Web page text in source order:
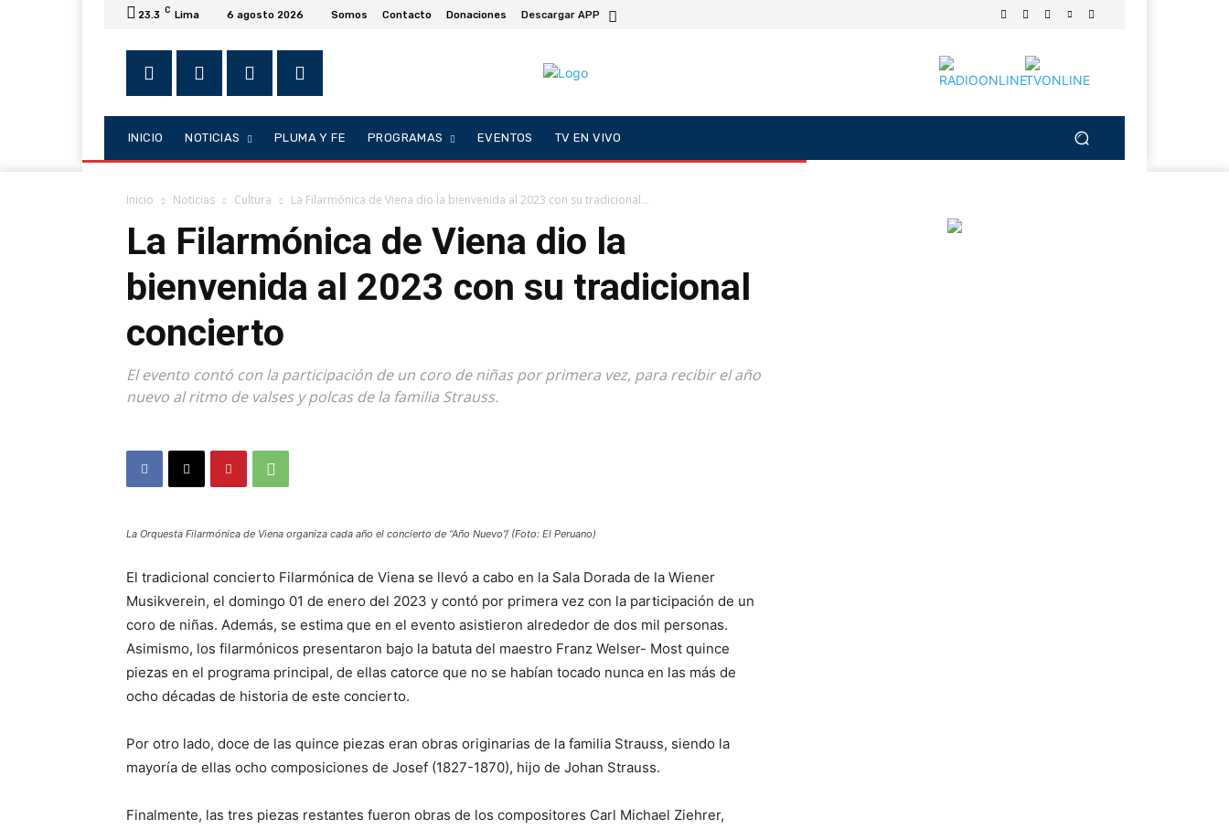
23.3 C Lima 6 agosto 2026 Somos Contacto Donaciones Descargar APP
INICIO NOTICIAS PLUMA Y FE PROGRAMAS EVENTOS TV EN VIVO
Inicio Noticias Cultura La Filarmónica de Viena dio la bienvenida al 2023 con su tradicional...
La Filarmónica de Viena dio la
bienvenida al 2023 con su tradicional
concierto
El evento contó con la participación de un coro de niñas por primera vez, para recibir el año
nuevo al ritmo de valses y polcas de la familia Strauss.
La Orquesta Filarmónica de Viena organiza cada año el concierto de “Año Nuevo”/ (Foto: El Peruano)
El tradicional concierto Filarmónica de Viena se llevó a cabo en la Sala Dorada de la Wiener
Musikverein, el domingo 01 de enero del 2023 y contó por primera vez con la participación de un
coro de niñas. Además, se estima que en el evento asistieron alrededor de dos mil personas.
Asimismo, los filarmónicos presentaron bajo la batuta del maestro Franz Welser- Most quince
piezas en el programa principal, de ellas catorce que no se habían tocado nunca en las más de
ocho décadas de historia de este concierto.
Por otro lado, doce de las quince piezas eran obras originarias de la familia Strauss, siendo la
mayoría de ellas ocho composiciones de Josef (1827-1870), hijo de Johan Strauss.
Finalmente, las tres piezas restantes fueron obras de los compositores Carl Michael Ziehrer,